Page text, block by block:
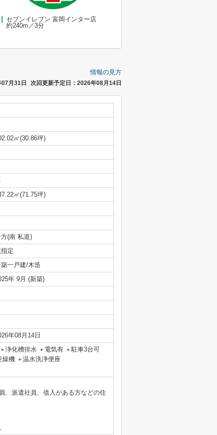
セブンイレブン 富岡インター店
約240m／3分
情報の見方
月31日 次回更新予定日：2026年08月14日
㎡(30.86坪)
㎡(71.75坪)
(南 私道)
定
一戸建/木造
年 9月 (新築)
年08月14日
浄化槽排水
電気有
駐車3台可
燥機
温水洗浄便座
、派遣社員、借入がある方などの住